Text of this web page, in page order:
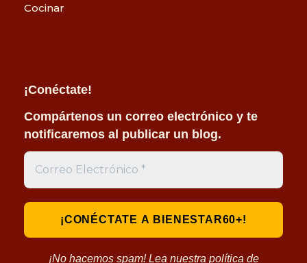
Cocinar
¡Conéctate!
Compártenos un correo electrónico y te
notificaremos al publicar un blog.
¡No hacemos spam! Lea nuestra política de